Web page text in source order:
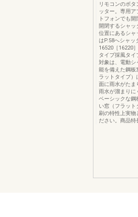
リモコンのボ
ッター。専用
トフォンでも
開閉するシャ
位置にあるシャ
はP.58へシャ
16520［16220
タイプ採風タ
対象は、電動シ
能を備えた鋼板
ラットタイプ
面に雨水がたま
雨水が溜まりに
ベーシックな鋼
い窓（フラッ
刷の特性上実物
ださい。商品特